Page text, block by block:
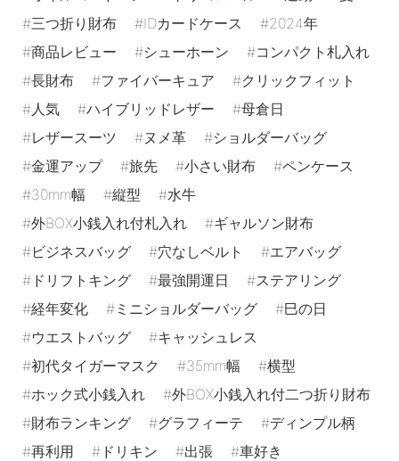
三つ折り財布
IDカードケース
2024年
商品レビュー
シューホーン
コンパクト札入れ
長財布
ファイバーキュア
クリックフィット
人気
ハイブリッドレザー
母倉日
レザースーツ
ヌメ革
ショルダーバッグ
金運アップ
旅先 小さい財布
ペンケース
30mm幅
縦型
水牛
外BOX小銭入れ付札入れ
ギャルソン財布
ビジネスバッグ
穴なしベルト
エアバッグ
ドリフトキング
最強開運日
ステアリング
経年変化
ミニショルダーバッグ
巳の日
ウエストバッグ
キャッシュレス
初代タイガーマスク
35mm幅
横型
ホック式小銭入れ
外BOX小銭入れ付二つ折り財布
財布ランキング
グラフィーテ
ディンプル柄
再利用
ドリキン 出張
車好き